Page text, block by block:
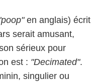
en anglais) écrit
serait amusant,
sérieux pour
est : "Decimated".
singulier ou